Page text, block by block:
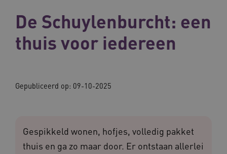
De Schuylenburcht: een
thuis voor iedereen
Gepubliceerd op: 09-10-2025
Gespikkeld wonen, hofjes, volledig pakket
thuis en ga zo maar door. Er ontstaan allerlei